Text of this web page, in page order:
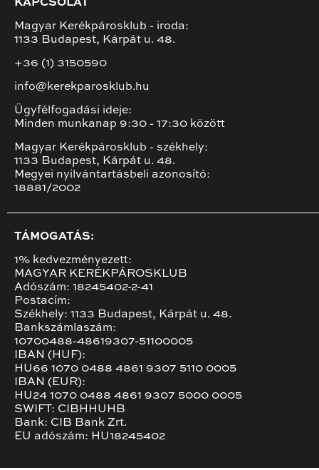
KAPCSOLAT
Magyar Kerékpárosklub - iroda:
1133 Budapest, Kárpát u. 48.
+36 (1) 3150590
info@kerekparosklub.hu
Ügyfélfogadási ideje:
Minden munkanap 9:30 - 17:30 között
Magyar Kerékpárosklub - székhely:
1133 Budapest, Kárpát u. 48.
Megyei nyilvántartásbeli azonosító:
18881/2002
TÁMOGATÁS:
1% kedvezményezett:
MAGYAR KERÉKPÁROSKLUB
Adószám: 18245402-2-41
Postacím:
Székhely: 1133 Budapest, Kárpát u. 48.
Bankszámlaszám:
10700488-48619307-51100005
IBAN (HUF):
HU66 1070 0488 4861 9307 5110 0005
IBAN (EUR):
HU24 1070 0488 4861 9307 5000 0005
SWIFT: CIBHHUHB
Bank: CIB Bank Zrt.
EU adószám: HU18245402